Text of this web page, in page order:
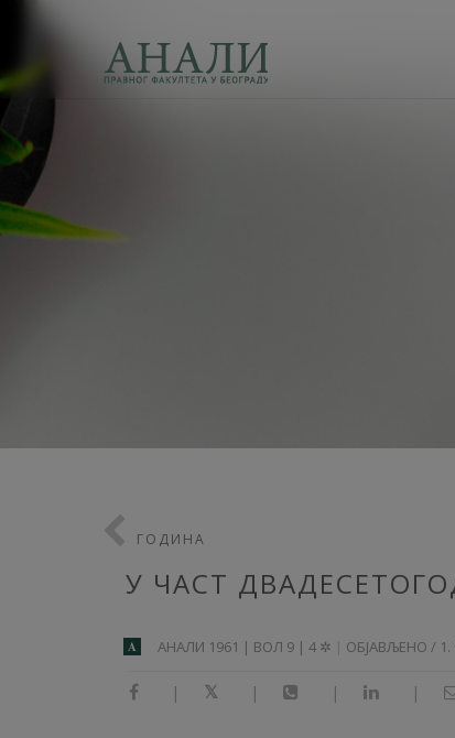
ГОДИНА
У ЧАСТ
A АНAЛИ 1961 | ВОЛ 9 | 4 ✲ ОБЈАВЉЕНО / 1.
| | | |